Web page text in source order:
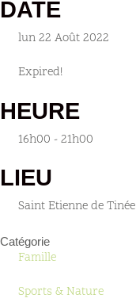
DATE
lun 22 Août 2022
Expired!
HEURE
16h00 - 21h00
LIEU
Saint Etienne de Tinée
Catégorie
Famille
Sports & Nature